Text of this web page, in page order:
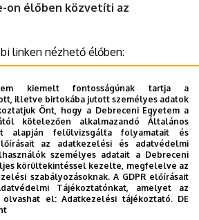
on élőben közvetíti az
linken nézhető élőben:
18., csütörtök 10 óra
Díszudvar (Debrecen, Egyetem tér
kiemelt fontosságúnak tartja a
illetve birtokába jutott személyes adatok
Önt, hogy a Debreceni Egyetem a
kötelezően alkalmazandó Általános
alapján felülvizsgálta folyamatait és
az adatkezelési és adatvédelmi
személyes adatait a Debreceni
körültekintéssel kezelte, megfelelve az
szabályozásoknak. A GDPR előírásait
Tájékoztatónkat, amelyet az
olvashat el:Adatkezelési tájékoztató. DE